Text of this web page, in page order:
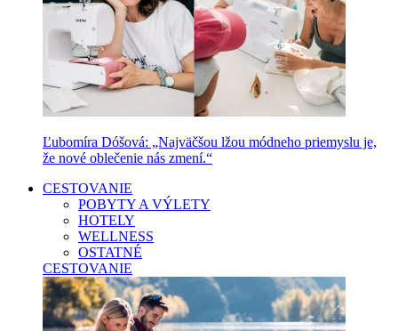
Ľubomíra Dóšová: „Najväčšou lžou módneho priemyslu je,
že nové oblečenie nás zmení.“
CESTOVANIE
POBYTY A VÝLETY
HOTELY
WELLNESS
OSTATNÉ
CESTOVANIE